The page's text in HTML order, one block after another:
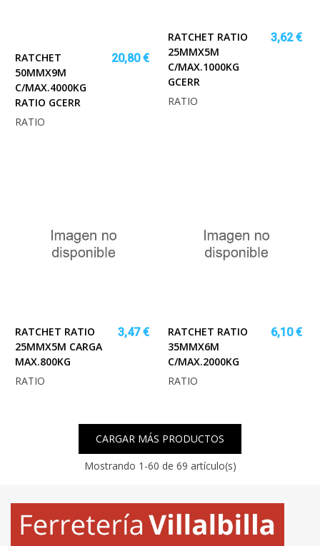
RATCHET
50MMX9M
C/MAX.4000KG
RATIO GCERR
20,80 €
RATIO
RATCHET RATIO
25MMX5M
C/MAX.1000KG
GCERR
3,62 €
RATIO
RATCHET RATIO
25MMX5M CARGA
MAX.800KG
3,47 €
RATIO
RATCHET RATIO
35MMX6M
C/MAX.2000KG
6,10 €
RATIO
CARGAR MÁS PRODUCTOS
Mostrando 1 -60 de 69 artículo(s)